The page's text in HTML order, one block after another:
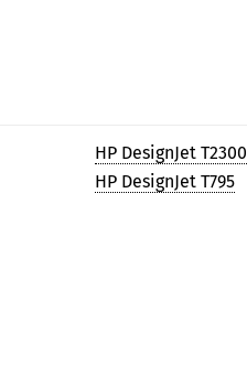
HP DesignJet T2300
HP DesignJet T795